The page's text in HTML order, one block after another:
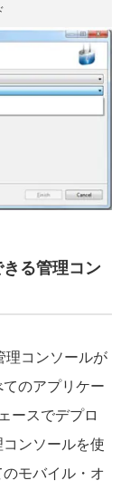
る管理コン
コンソールが
のアプリケー
ースでデプロ
ンソールを使
モバイル・オ